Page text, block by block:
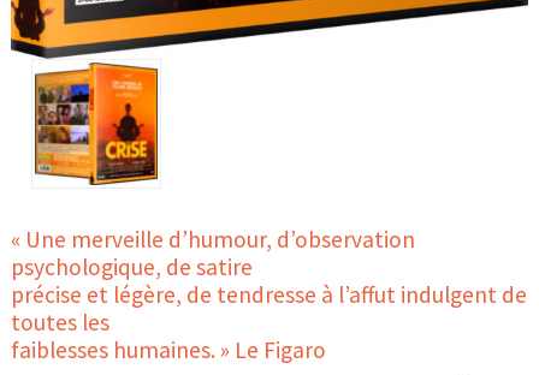
« Une merveille d’humour, d’observation
psychologique, de satire
précise et légère, de tendresse à l’affut indulgent de
toutes les
faiblesses humaines. » Le Figaro